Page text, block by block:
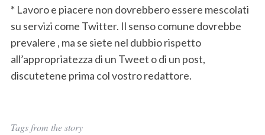
* Lavoro e piacere non dovrebbero essere mescolati
su servizi come Twitter. Il senso comune dovrebbe
prevalere , ma se siete nel dubbio rispetto
all’appropriatezza di un Tweet o di un post,
discutetene prima col vostro redattore.
Tags from the story